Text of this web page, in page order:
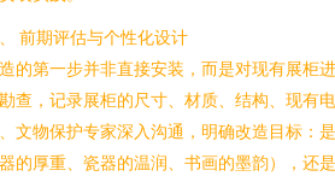
前期评估与个性化设计
的第一步并非直接安装，而是对现有展柜
查，记录展柜的尺寸、材质、结构、现有
文物保护专家深入沟通，明确改造目标：
的厚重、瓷器的温润、书画的墨韵），还